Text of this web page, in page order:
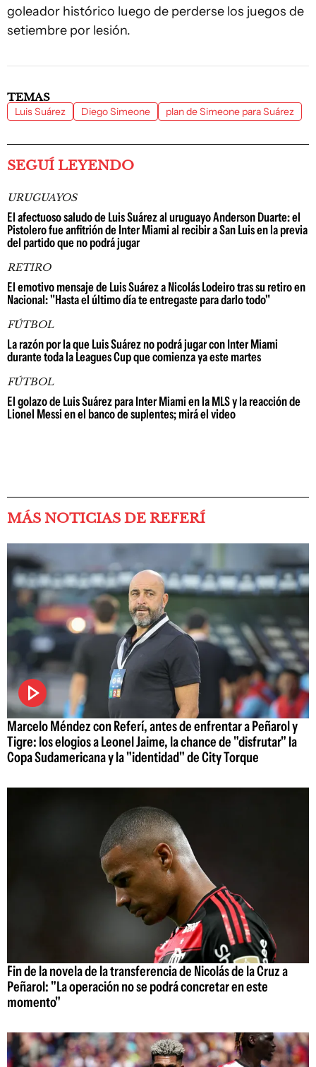
goleador histórico luego de perderse los juegos de
setiembre por lesión.
TEMAS
Luis Suárez Diego Simeone plan de Simeone para Suárez
SEGUÍ LEYENDO
URUGUAYOS
El afectuoso saludo de Luis Suárez al uruguayo Anderson Duarte: el
Pistolero fue anfitrión de Inter Miami al recibir a San Luis en la previa
del partido que no podrá jugar
RETIRO
El emotivo mensaje de Luis Suárez a Nicolás Lodeiro tras su retiro en
Nacional: "Hasta el último día te entregaste para darlo todo"
FÚTBOL
La razón por la que Luis Suárez no podrá jugar con Inter Miami
durante toda la Leagues Cup que comienza ya este martes
FÚTBOL
El golazo de Luis Suárez para Inter Miami en la MLS y la reacción de
Lionel Messi en el banco de suplentes; mirá el video
MÁS NOTICIAS DE REFERÍ
Marcelo Méndez con Referí, antes de enfrentar a Peñarol y
Tigre: los elogios a Leonel Jaime, la chance de "disfrutar" la
Copa Sudamericana y la "identidad" de City Torque
Fin de la novela de la transferencia de Nicolás de la Cruz a
Peñarol: "La operación no se podrá concretar en este
momento"